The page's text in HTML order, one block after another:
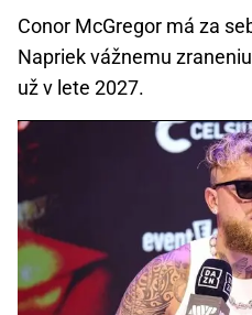
Conor McGregor má za
Napriek vážnemu
už v lete 2027.